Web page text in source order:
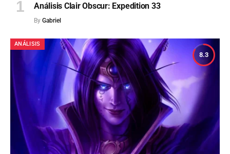
Análisis Clair Obscur: Expedition 33
By Gabriel
8.3
ANÁLISIS